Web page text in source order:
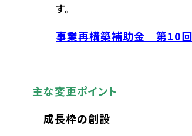
す。
事業再構築補助金 第10
主な変更ポイント
成長枠の創設